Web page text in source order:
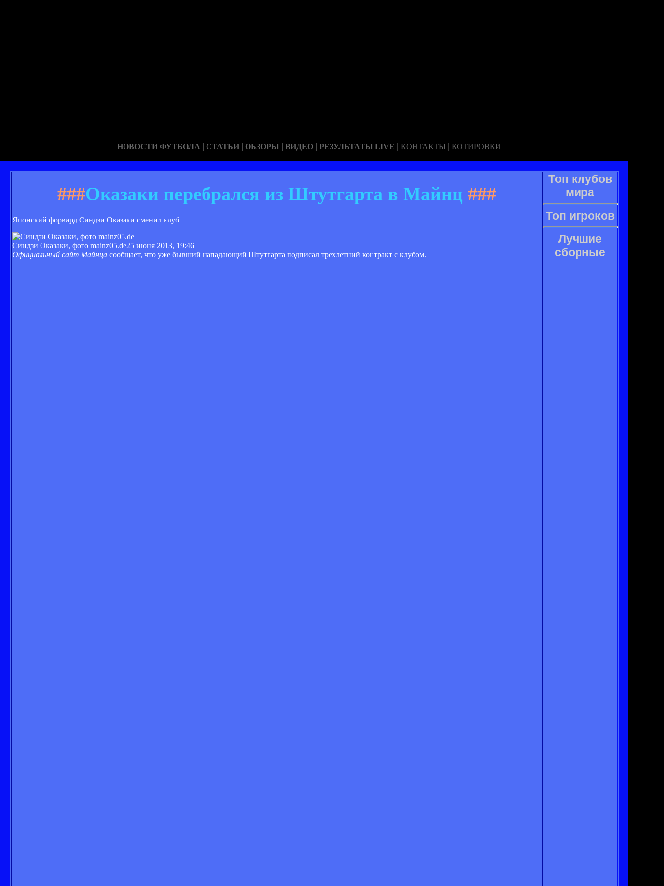
НОВОСТИ ФУТБОЛА | СТАТЬИ | ОБЗОРЫ | ВИДЕО | РЕЗУЛЬТАТЫ LIVE | КОНТАКТЫ | КОТИРОВКИ
###Оказаки перебрался из Штутгарта в Майнц ###
Японский форвард Синдзи Оказаки сменил клуб.
Синдзи Оказаки, фото mainz05.de25 июня 2013, 19:46
Официальный сайт Майнца сообщает, что уже бывший нападающий Штутгарта подписал трехлетний контракт с клубом.
Топ клубов
мира
Топ игроков
Лучшие
сборные